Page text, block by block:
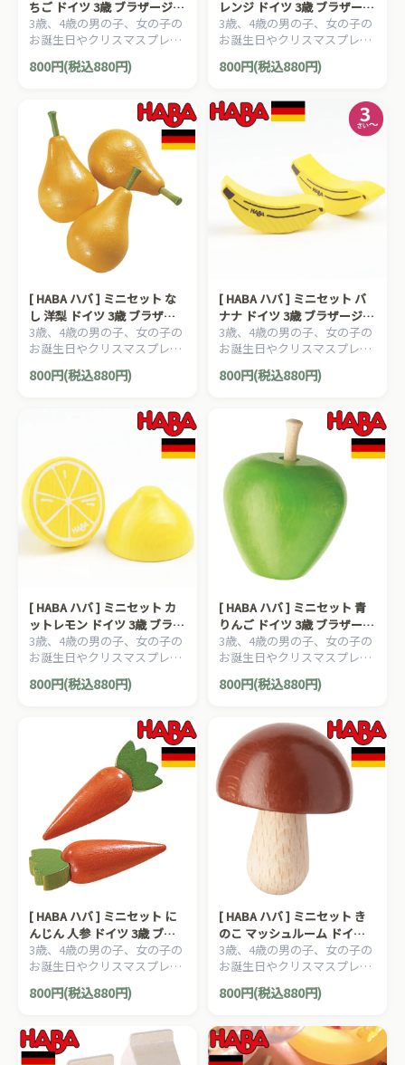
ちご ドイツ 3歳 ブラザージョ
ルダン おままごと 食材 ごっ
こ遊び サックリ 木製
3歳、4歳の男の子、女の子の
お誕生日やクリスマスプレゼ
ントにおすすめの、HABA ハ
バ社 おままごと ミニセット
800円(税込880円)
レンジ ドイツ 3歳 ブラザージ
ョルダン おままごと 食材 ご
っこ遊び サックリ 木製
3歳、4歳の男の子、女の子の
お誕生日やクリスマスプレゼ
ントにおすすめの、HABA ハ
バ社 おままごと ミニセット
800円(税込880円)
[ HABA ハバ ] ミニセット な
し 洋梨 ドイツ 3歳 ブラザー
ジョルダン おままごと 食材
ごっこ遊び サックリ 木製
3歳、4歳の男の子、女の子の
お誕生日やクリスマスプレゼ
ントにおすすめの、HABA ハ
バ社 おままごと ミニセット
800円(税込880円)
[ HABA ハバ ] ミニセット バ
ナナ ドイツ 3歳 ブラザージョ
ルダン おままごと 食材 ごっ
こ遊び サックリ 木製
3歳、4歳の男の子、女の子の
お誕生日やクリスマスプレゼ
ントにおすすめの、HABA ハ
バ社 おままごと ミニセット
800円(税込880円)
[ HABA ハバ ] ミニセット カ
ットレモン ドイツ 3歳 ブラザ
ージョルダン おままごと 食
材 ごっこ遊び サックリ 木製
3歳、4歳の男の子、女の子の
お誕生日やクリスマスプレゼ
ントにおすすめの、HABA ハ
バ社 おままごと ミニセット
800円(税込880円)
[ HABA ハバ ] ミニセット 青
りんご ドイツ 3歳 ブラザージ
ョルダン おままごと 食材 ご
っこ遊び サックリ 木製
3歳、4歳の男の子、女の子の
お誕生日やクリスマスプレゼ
ントにおすすめの、HABA ハ
バ社 おままごと ミニセット
800円(税込880円)
[ HABA ハバ ] ミニセット に
んじん 人参 ドイツ 3歳 ブラ
ザージョルダン おままごと
食材 ごっこ遊び サックリ 木
製
3歳、4歳の男の子、女の子の
お誕生日やクリスマスプレゼ
ントにおすすめの、HABA ハ
バ社 おままごと ミニセット
800円(税込880円)
[ HABA ハバ ] ミニセット き
のこ マッシュルーム ドイツ 3
歳 ブラザージョルダン おま
まごと 食材 ごっこ遊び サッ
クリ 木製
3歳、4歳の男の子、女の子の
お誕生日やクリスマスプレゼ
ントにおすすめの、HABA ハ
バ社 おままごと ミニセット
800円(税込880円)